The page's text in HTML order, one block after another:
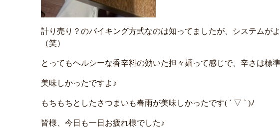
計り売り？のバイキング方式なのは知ってましたが、システムが
（笑）
とってもヘルシーな香辛料の効いた担々麺って感じで、辛さは標
美味しかったですよ♪
もちもちとしたさつまいも春雨が美味しかったです( ´ ▽ ` )ﾉ
皆様、今日も一日お疲れ様でした♪